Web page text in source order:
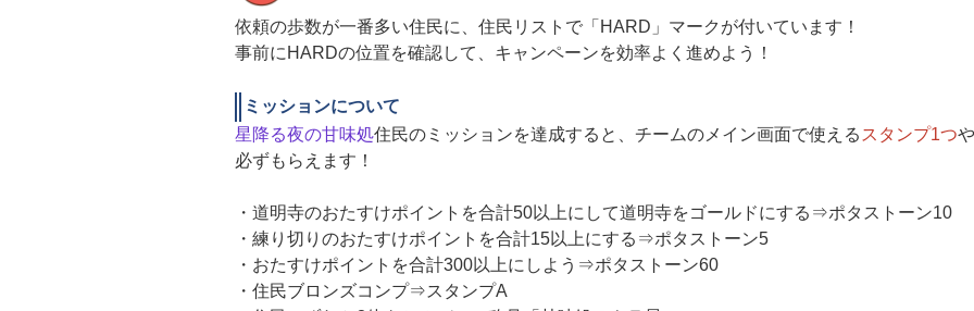
依頼の歩数が一番多い住民に、住民リストで「HARD」マークが付いています！
事前にHARDの位置を確認して、キャンペーンを効率よく進めよう！
ミッションについて
星降る夜の甘味処住民のミッションを達成すると、チームのメイン画面で使える スタンプ1つや
必ずもらえます！
・道明寺のおたすけポイントを合計50以上にして道明寺をゴールドにする⇒ポタストーン10
・練り切りのおたすけポイントを合計15以上にする⇒ポタストーン5
・おたすけポイントを合計300以上にしよう⇒ポタストーン60
・住民ブロンズコンプ⇒スタンプA